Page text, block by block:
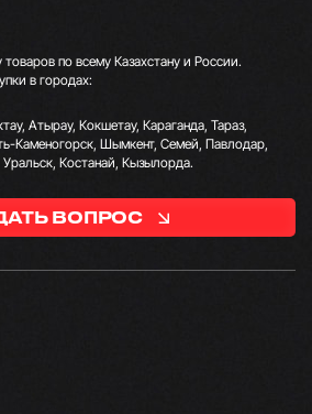
по всему Казахстану и России.
в городах:
Атырау, Кокшетау, Караганда, Тараз,
Каменогорск, Шымкент, Семей, Павлодар,
Костанай, Кызылорда.
ВОПРОС